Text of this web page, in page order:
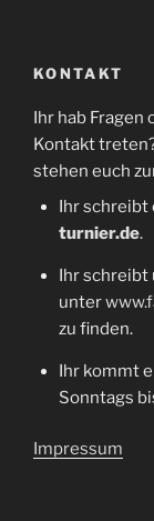
KONTAKT
Ihr hab
Kontakt
stehen euch
Ihr schreibt
turnier.de.
Ihr schreibt
unter
zu finden.
Ihr kommt
Sonntags
Impressum